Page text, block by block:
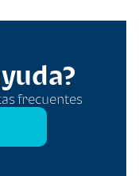
frecuentes